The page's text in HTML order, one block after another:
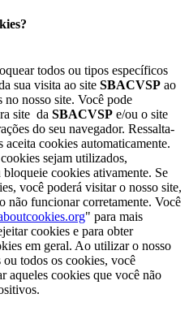
todos ou tipos específicos
sua visita ao site SBACVSP ao
no nosso site. Você pode
site da SBACVSP e/ou o site
do seu navegador. Ressalta-
aceita cookies automaticamente.
sejam utilizados,
cookies ativamente. Se
você poderá visitar o nosso site,
não funcionar corretamente. Você
" para mais
cookies e para obter
em geral. Ao utilizar o nosso
ou todos os cookies, você
aqueles cookies que você não